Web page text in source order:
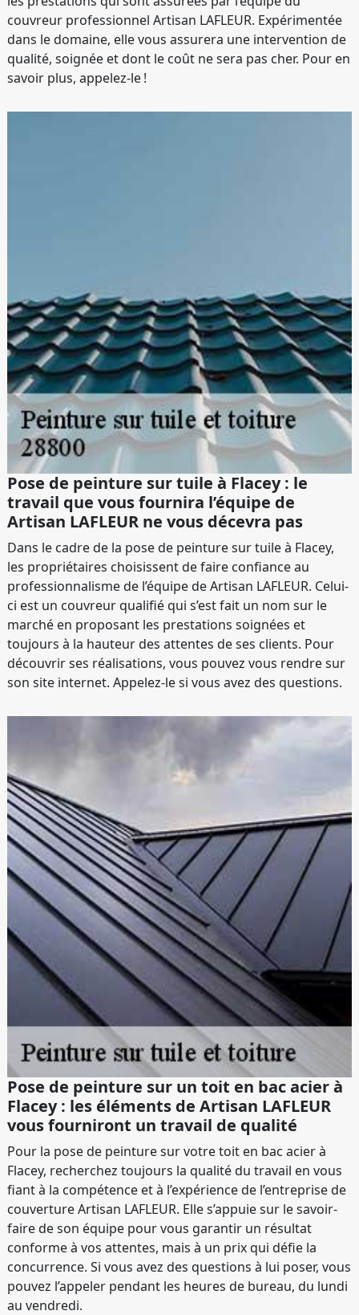
couvreur professionnel Artisan LAFLEUR. Expérimentée
dans le domaine, elle vous assurera une intervention de
qualité, soignée et dont le coût ne sera pas cher. Pour en
savoir plus, appelez-le !
Pose de peinture sur tuile à Flacey : le
travail que vous fournira l’équipe de
Artisan LAFLEUR ne vous décevra pas
Dans le cadre de la pose de peinture sur tuile à Flacey,
les propriétaires choisissent de faire confiance au
professionnalisme de l’équipe de Artisan LAFLEUR. Celui-
ci est un couvreur qualifié qui s’est fait un nom sur le
marché en proposant les prestations soignées et
toujours à la hauteur des attentes de ses clients. Pour
découvrir ses réalisations, vous pouvez vous rendre sur
son site internet. Appelez-le si vous avez des questions.
Pose de peinture sur un toit en bac acier à
Flacey : les éléments de Artisan LAFLEUR
vous fourniront un travail de qualité
Pour la pose de peinture sur votre toit en bac acier à
Flacey, recherchez toujours la qualité du travail en vous
fiant à la compétence et à l’expérience de l’entreprise de
couverture Artisan LAFLEUR. Elle s’appuie sur le savoir-
faire de son équipe pour vous garantir un résultat
conforme à vos attentes, mais à un prix qui défie la
concurrence. Si vous avez des questions à lui poser, vous
pouvez l’appeler pendant les heures de bureau, du lundi
au vendredi.